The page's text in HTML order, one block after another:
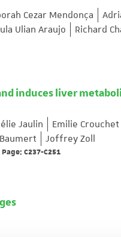
Cezar Mendonça
Ulian Araujo Richard
induces liver
Jaulin Emilie Crouchet
Joffrey Zoll
C237-C251